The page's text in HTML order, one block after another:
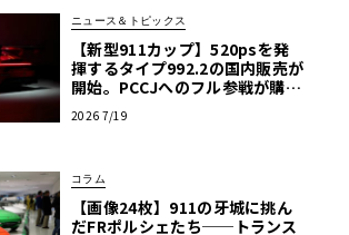
、CO2排出量*複合値(WLTP)305g/km]。
イングサーキットカーと謳われるGT3 RS
ミクス、特にコーナーでのグリップを向
ォースの追加と、ステアリングの簡単な
アジャスタビリティーに重点を置くこと
方セクションではGT3 RSが本領を発揮
ニュース＆トピックス
【新型911カップ】520psを発
揮するタイプ992.2の国内販売が
開始。PCCJへのフル参戦が購入
2026 7/19
コラム
【画像24枚】911の牙城に挑ん
だFRポルシェたち──トランス